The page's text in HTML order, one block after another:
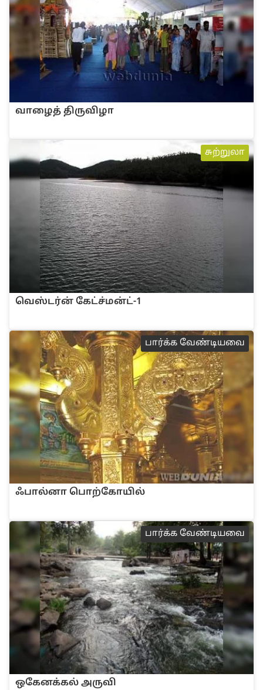
வாழை‌த் ‌திரு‌விழா
சுற்றுலா
வெஸ்டர்ன் கேட்ச்மன்ட்-1
பா‌ர்‌க்க வே‌ண்டியவை
ஃபா‌ல்னா பொ‌ற்கோ‌யி‌ல்
பா‌ர்‌க்க வே‌ண்டியவை
ஒகேன‌க்க‌ல் அரு‌வி